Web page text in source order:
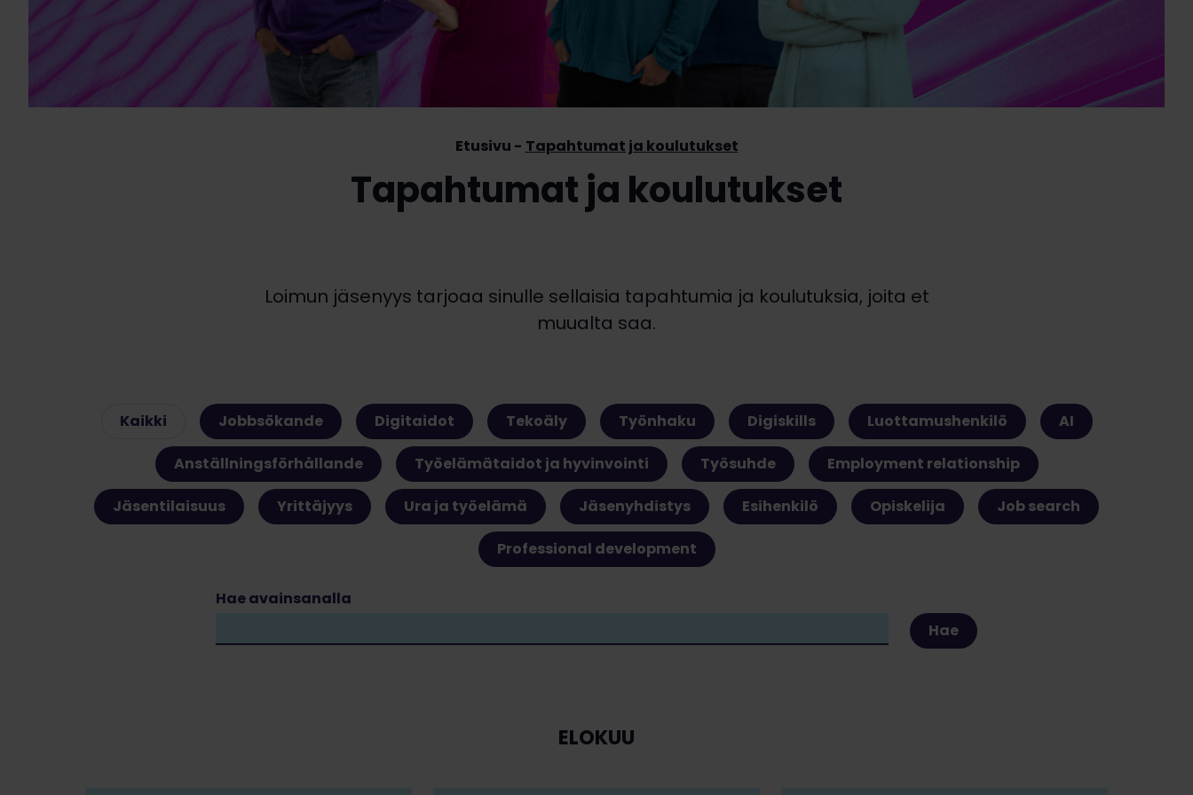
Tapahtumat ja koulutukset
Etusivu Tapahtumat ja koulutukset
Loimun jäsenyys tarjoaa sinulle sellaisia tapahtumia ja koulutuksia, joita et
muualta saa.
Kaikki Jobbsökande Digitaidot Tekoäly Työnhaku Digiskills Luottamushenkilö AI
Anställningsförhållande Työelämätaidot ja hyvinvointi Työsuhde Employment relationship
Jäsentilaisuus Yrittäjyys Ura ja työelämä Jäsenyhdistys Esihenkilö Opiskelija Job search
Professional development
Hae avainsanalla
ELOKUU